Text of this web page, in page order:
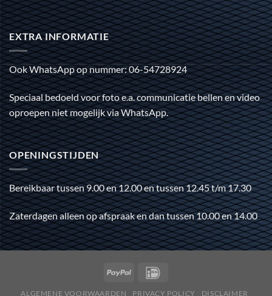
EXTRA INFORMATIE
Ook WhatsApp op nummer: 06-54728924
Speciaal bedoeld voor foto e.a. communicatie bellen en video
oproepen niet mogelijk via WhatsApp.
OPENINGSTIJDEN
Bereikbaar tussen 9.00 en 12.00 en tussen 12.45 t/m 17.30
Zaterdagen alleen op afspraak en dan tussen 10.00 en 14.00
ALGEMENE VOORWAARDEN PRIVACY POLICY DISCLAIMER